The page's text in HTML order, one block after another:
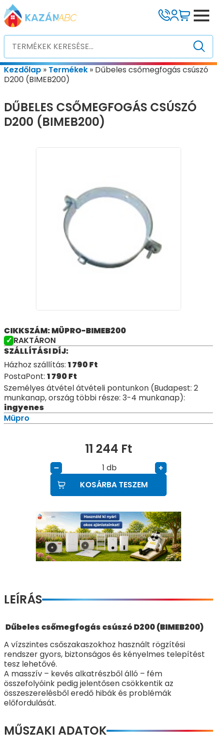
Kezdőlap » Termékek » Dűbeles csőmegfogás csúszó
D200 (BIMEB200)
DŰBELES CSŐMEGFOGÁS CSÚSZÓ
D200 (BIMEB200)
CIKKSZÁM: MÜPRO-BIMEB200
RAKTÁRON
SZÁLLÍTÁSI DÍJ:
Házhoz szállítás: 1 790Ft
PostaPont: 1 790Ft
Személyes átvétel átvételi pontunkon (Budapest: 2
munkanap, ország többi része: 3-4 munkanap):
ingyenes
Müpro
11 244 Ft
– db
+
KOSÁRBA TESZEM
LEÍRÁS
Dűbeles csőmegfogás csúszó D200 (BIMEB200)
A vízszintes csőszakaszokhoz használt rögzítési
rendszer gyors, biztonságos és kényelmes telepítést
tesz lehetővé.
A masszív – kevés alkatrészből álló – fém
összefolyóink pedig jelentősen csökkentik az
összeszerelésből eredő hibák és problémák
előfordulását.
MŰSZAKI ADATOK